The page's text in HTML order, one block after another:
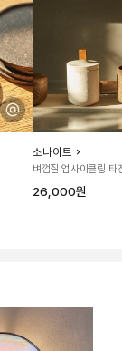
소나이트
벼껍질 업사이클링 타
26,000원